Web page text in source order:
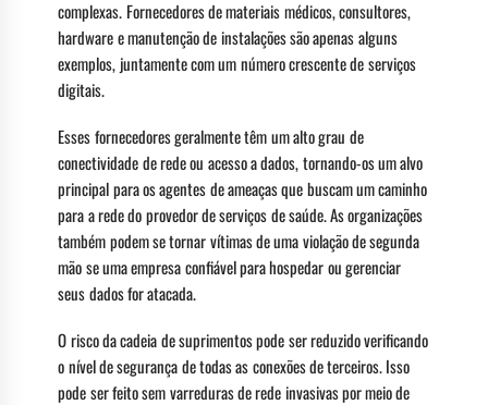
complexas. Fornecedores de materiais médicos, consultores,
hardware e manutenção de instalações são apenas alguns
exemplos, juntamente com um número crescente de serviços
digitais.
Esses fornecedores geralmente têm um alto grau de
conectividade de rede ou acesso a dados, tornando-os um alvo
principal para os agentes de ameaças que buscam um caminho
para a rede do provedor de serviços de saúde. As organizações
também podem se tornar vítimas de uma violação de segunda
mão se uma empresa confiável para hospedar ou gerenciar
seus dados for atacada.
O risco da cadeia de suprimentos pode ser reduzido verificando
o nível de segurança de todas as conexões de terceiros. Isso
pode ser feito sem varreduras de rede invasivas por meio de